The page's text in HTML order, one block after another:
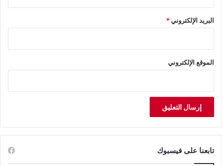
البريد الإلكتروني*
الموقع الإلكتروني
تابعنا على فيسبوك